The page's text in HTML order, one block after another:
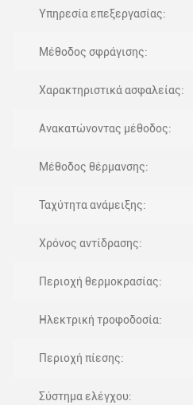
Υπηρεσία επεξεργασίας:
Μέθοδος σφράγισης:
Χαρακτηριστικά ασφαλείας:
Ανακατώνοντας μέθοδος:
Μέθοδος θέρμανσης:
Ταχύτητα ανάμειξης:
Χρόνος αντίδρασης:
Περιοχή θερμοκρασίας:
Ηλεκτρική τροφοδοσία:
Περιοχή πίεσης:
Σύστημα ελέγχου: